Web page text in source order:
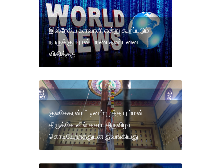
இஸ்ரேலிய உளவாளி என்று கூறப்படும்
நபருக்கு ஈரான் மரண தண்டனை
விதித்தது
குலசேகரன்பட்டினம் முத்தாரம்மன்
திருக்கோவில் தசரா திருவிழா
கொடியேற்றத்துடன் துவங்கியது.